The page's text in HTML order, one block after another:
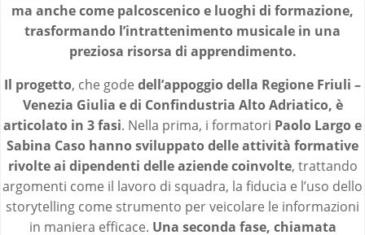
ma anche come palcoscenico e luoghi di formazione,
trasformando l’intrattenimento musicale in una
preziosa risorsa di apprendimento.
Il progetto, che gode dell’appoggio della Regione Friuli –
Venezia Giulia e di Confindustria Alto Adriatico, è
articolato in 3 fasi. Nella prima, i formatori Paolo Largo e
Sabina Caso hanno sviluppato delle attività formative
rivolte ai dipendenti delle aziende coinvolte, trattando
argomenti come il lavoro di squadra, la fiducia e l’uso dello
storytelling come strumento per veicolare le informazioni
in maniera efficace. Una seconda fase, chiamata